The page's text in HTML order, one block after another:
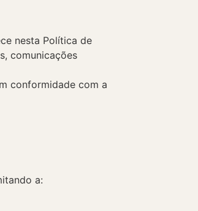
nesta Política de
comunicações
conformidade com a
a: